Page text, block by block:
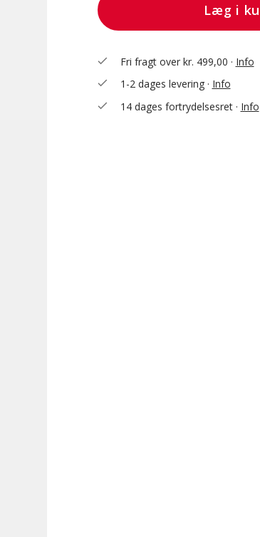
Læg i
check Fri fragt over kr. 499,00 · Info
check 1-2 dages levering · Info
check 14 dages fortrydelsesret · Info